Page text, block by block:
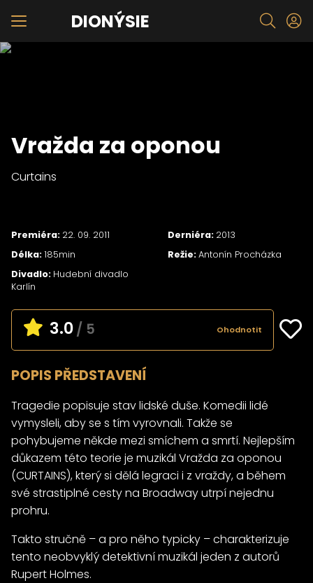
DIONÝSIE
Vražda za oponou
Curtains
3.0/ 5 Ohodnotit
Premiéra: 22. 09. 2011 Derniéra: 2013
Délka:185min Režie:Antonín Procházka
Divadlo: Hudební divadlo
Karlín
POPIS PŘEDSTAVENÍ
Tragedie popisuje stav lidské duše. Komedii lidé
vymysleli, aby se s tím vyrovnali. Takže se
pohybujeme někde mezi smíchem a smrtí. Nejlepším
důkazem této teorie je muzikál Vražda za oponou
(CURTAINS), který si dělá legraci i z vraždy, a během
své strastiplné cesty na Broadway utrpí nejednu
prohru.
Takto stručně – a pro něho typicky – charakterizuje
tento neobvyklý detektivní muzikál jeden z autorů
Rupert Holmes.